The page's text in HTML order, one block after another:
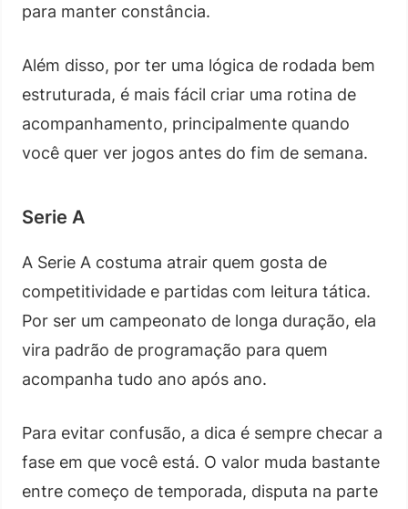
para manter constância.
Além disso, por ter uma lógica de rodada bem
estruturada, é mais fácil criar uma rotina de
acompanhamento, principalmente quando
você quer ver jogos antes do fim de semana.
Serie A
A Serie A costuma atrair quem gosta de
competitividade e partidas com leitura tática.
Por ser um campeonato de longa duração, ela
vira padrão de programação para quem
acompanha tudo ano após ano.
Para evitar confusão, a dica é sempre checar a
fase em que você está. O valor muda bastante
entre começo de temporada, disputa na parte